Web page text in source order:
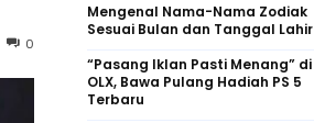
0
Mengenal Nama-Nama Zodiak
Sesuai Bulan dan Tanggal Lahir
“Pasang Iklan Pasti Menang” di
OLX, Bawa Pulang Hadiah PS 5
Terbaru